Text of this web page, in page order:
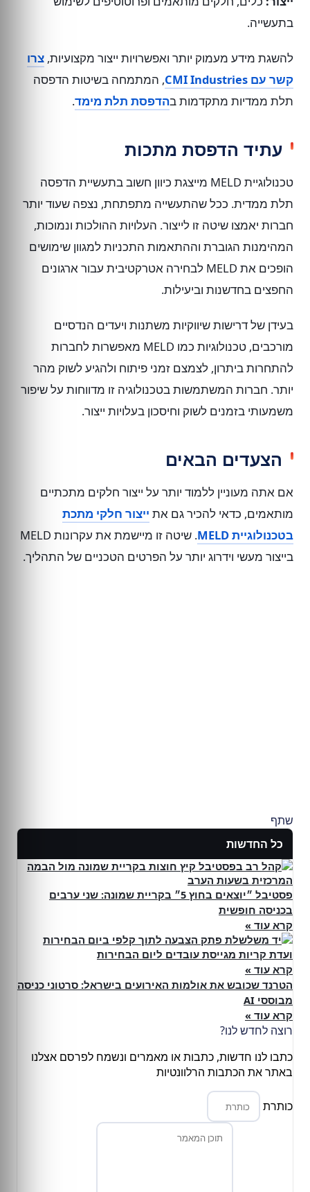
בתעשייה.
להשגת מידע מעמוק יותר ואפשרויות ייצור מקצועיות, צרו
קשר עם CMI Industries
, המתמחה בשיטות הדפסה
תלת ממדיות מתקדמות בהדפסת תלת מימד.
עתיד הדפסת מתכות
טכנולוגיית MELD מייצגת כיוון חשוב בתעשיית הדפסה
תלת ממדית. ככל שהתעשייה מתפתחת, נצפה שעוד יותר
חברות יאמצו שיטה זו לייצור. העלויות ההולכות ונמוכות,
המהימנות הגוברת וההתאמות התכניות למגוון שימושים
הופכים את MELD לבחירה אטרקטיבית עבור ארגונים
החפצים בחדשנות וביעילות.
בעידן של דרישות שיווקיות משתנות ויעדים הנדסיים
מורכבים, טכנולוגיות כמו MELD מאפשרות לחברות
להתחרות ביתרון, לצמצם זמני פיתוח ולהגיע לשוק מהר
יותר. חברות המשתמשות בטכנולוגיה זו מדווחות על שיפור
משמעותי בזמנים לשוק וחיסכון בעלויות ייצור.
הצעדים הבאים
אם אתה מעוניין ללמוד יותר על ייצור חלקים מתכתיים
מותאמים, כדאי להכיר גם את ייצור חלקי מתכת
בטכנולוגיית MELD
. שיטה זו מיישמת את עקרונות MELD
בייצור מעשי וידרוג יותר על הפרטים הטכניים של התהליך.
שתף
כל החדשות
פסטיבל ״יוצאים בחוץ 5״ בקריית שמונה: שני ערבים
בכניסה חופשית
קרא עוד »
ועדת קריות מגייסת עובדים ליום הבחירות
קרא עוד »
הטרנד שכובש את אולמות האירועים בישראל: סרטוני כניסה
מבוססי AI
קרא עוד »
רוצה לחדש לנו?
כתבו לנו חדשות, כתבות או מאמרים ונשמח לפרסם אצלנו
באתר את הכתבות הרלוונטיות
כותרת